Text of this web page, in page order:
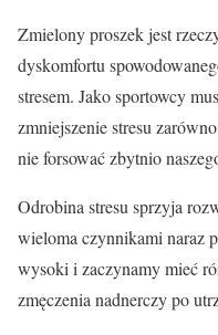
Zmielony proszek jest
dyskomfortu
stresem. Jako sportowcy
zmniejszenie stresu
nie forsować zbytnio
Odrobina stresu sprzyja
wieloma czynnikami naraz
wysoki i zaczynamy mieć
zmęczenia nadnerczy po